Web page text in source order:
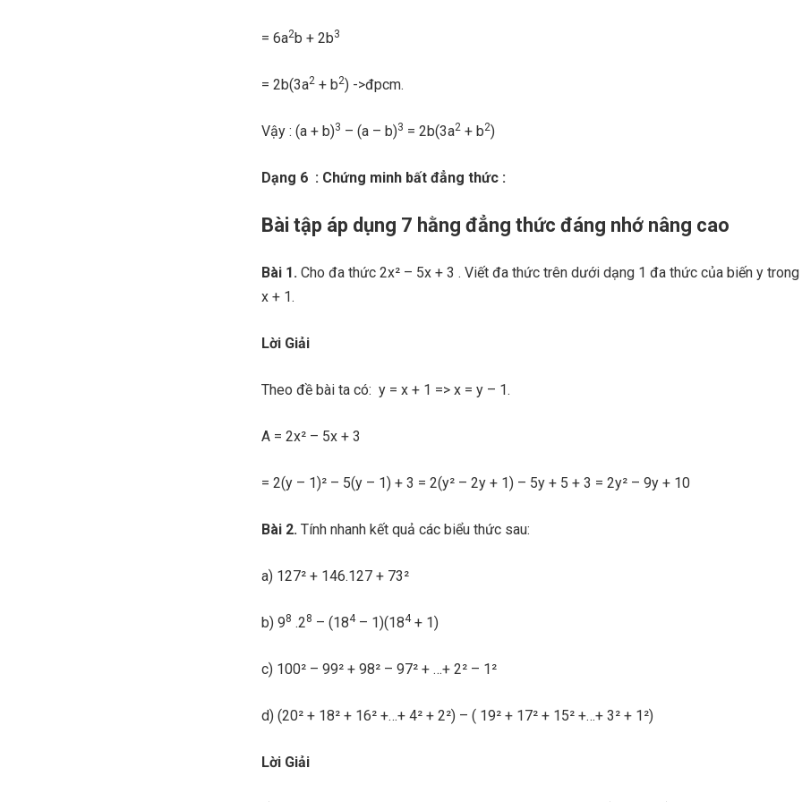
= 6a2b + 2b3
= 2b(3a2 + b2) ->đpcm.
Vậy : (a + b)3 – (a – b)3 = 2b(3a2 + b2)
Dạng 6 : Chứng minh bất đẳng thức :
Bài tập áp dụng 7 hằng đẳng thức đáng nhớ nâng cao
Bài 1. Cho đa thức 2x² – 5x + 3 . Viết đa thức trên dưới dạng 1 đa thức của biến y
x + 1.
Lời Giải
Theo đề bài ta có: y = x + 1 => x = y – 1.
A = 2x² – 5x + 3
= 2(y – 1)² – 5(y – 1) + 3 = 2(y² – 2y + 1) – 5y + 5 + 3 = 2y² – 9y + 10
Bài 2. Tính nhanh kết quả các biểu thức sau:
a) 127² + 146.127 + 73²
b) 98 .28 – (184– 1)(184+ 1)
c) 100² – 99² + 98² – 97² + …+ 2² – 1²
d) (20² + 18² + 16² +…+ 4² + 2²) – ( 19² + 17² + 15² +…+ 3² + 1²)
Lời Giải